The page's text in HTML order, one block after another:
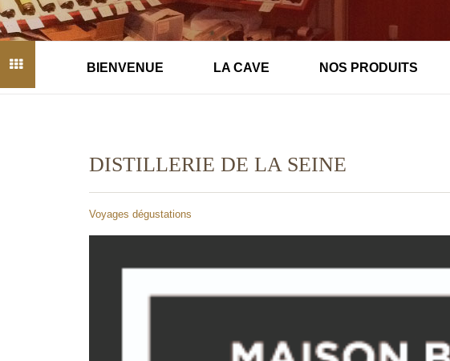
BIENVENUE LA CAVE NOS PRODUITS
DISTILLERIE DE LA SEINE
Voyages dégustations